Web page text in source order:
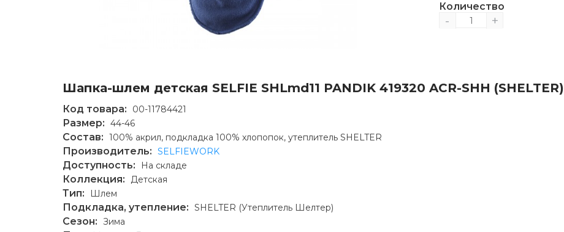
Количество
- +
Шапка-шлем детская SELFIE SHLmd11 PANDIK 419320 ACR-SHH (SHELTER)
Код товара: 00-11784421
Размер: 44-46
Состав: 100% акрил, подкладка 100% хлопопок, утеплитель SHELTER
Производитель: SELFIEWORK
Доступность: На складе
Коллекция: Детская
Тип: Шлем
Подкладка, утепление: SHELTER (Утеплитель Шелтер)
Сезон: Зима